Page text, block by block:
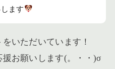
ます
いただいています！
お願いします(。・・)σ